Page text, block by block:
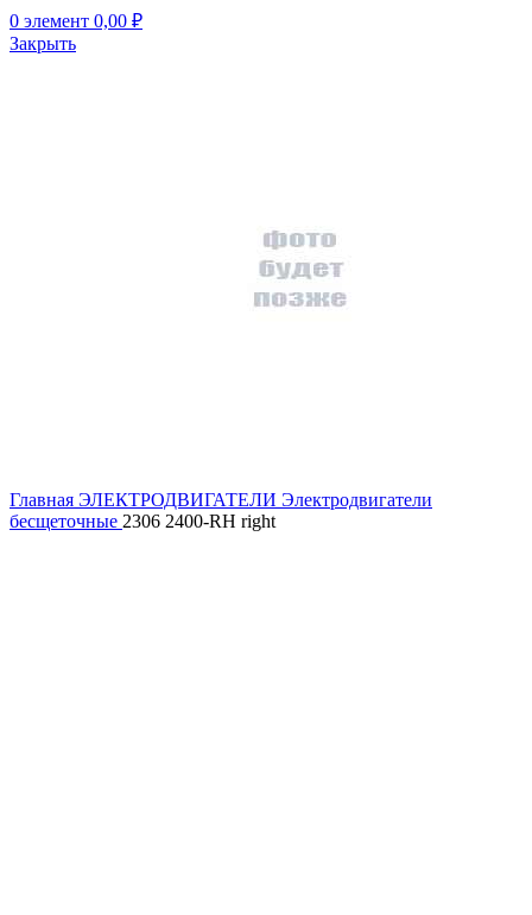
0 элемент 0,00 ₽
Закрыть
Главная ЭЛЕКТРОДВИГАТЕЛИ Электродвигатели
бесщеточные 2306 2400-RH right